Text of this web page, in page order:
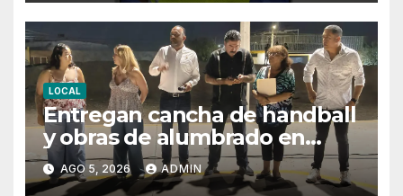
LOCAL
Entregan cancha de handball
y obras de alumbrado en
Torres del Sur y Praderas de
Oriente
AGO 5, 2026 ADMIN